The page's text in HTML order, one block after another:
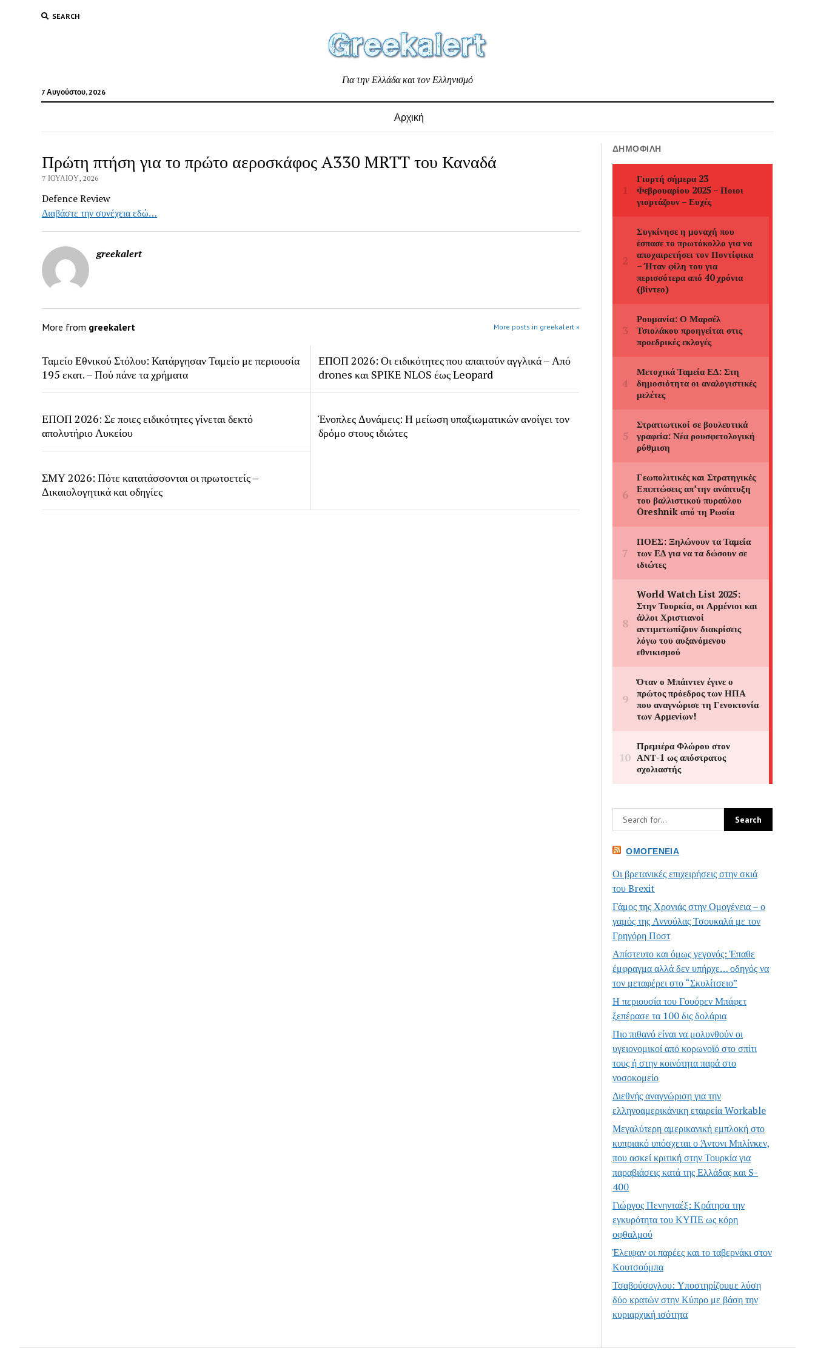
SEARCH
7 Αυγούστου, 2026
Για την Ελλάδα και τον Ελληνισμό
Αρχική
Πρώτη πτήση για το πρώτο αεροσκάφος A330 MRTT του Καναδά
7 ΙΟΥΛΊΟΥ, 2026
Defence Review
Διαβάστε την συνέχεια εδώ…
greekalert
More from greekalert More posts in greekalert »
Ταμείο Εθνικού Στόλου: Κατάργησαν Ταμείο με περιουσία
195 εκατ. – Πού πάνε τα χρήματα
ΕΠΟΠ 2026: Οι ειδικότητες που απαιτούν αγγλικά – Από
drones και SPIKE NLOS έως Leopard
ΕΠΟΠ 2026: Σε ποιες ειδικότητες γίνεται δεκτό
απολυτήριο Λυκείου
Ένοπλες Δυνάμεις: Η μείωση υπαξιωματικών ανοίγει τον
δρόμο στους ιδιώτες
ΣΜΥ 2026: Πότε κατατάσσονται οι πρωτοετείς –
Δικαιολογητικά και οδηγίες
ΔΗΜΟΦΙΛΉ
ΟΜΟΓΈΝΕΙΑ
Οι βρετανικές επιχειρήσεις στην σκιά
του Brexit
Γάμος της Χρονιάς στην Ομογένεια – ο
γαμός της Αννούλας Τσουκαλά με τον
Γρηγόρη Ποστ
Απίστευτο και όμως γεγονός: Έπαθε
έμφραγμα αλλά δεν υπήρχε… οδηγός να
τον μεταφέρει στο “Σκυλίτσειο”
Η περιουσία του Γουόρεν Μπάφετ
ξεπέρασε τα 100 δις δολάρια
Πιο πιθανό είναι να μολυνθούν οι
υγειονομικοί από κορωνοϊό στο σπίτι
τους ή στην κοινότητα παρά στο
νοσοκομείο
Διεθνής αναγνώριση για την
ελληνοαμερικάνικη εταιρεία Workable
Μεγαλύτερη αμερικανική εμπλοκή στο
κυπριακό υπόσχεται ο Άντονι Μπλίνκεν,
που ασκεί κριτική στην Τουρκία για
παραβιάσεις κατά της Ελλάδας και S-
400
Γιώργος Πενηνταέξ: Κράτησα την
εγκυρότητα του ΚΥΠΕ ως κόρη
οφθαλμού
Έλειψαν οι παρέες και το ταβερνάκι στον
Κουτσούμπα
Τσαβούσογλου: Υποστηρίζουμε λύση
δύο κρατών στην Κύπρο με βάση την
κυριαρχική ισότητα